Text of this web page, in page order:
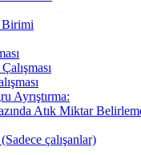
Birimi
Ayrıştırma:
Atık Miktar
çalışanlar)